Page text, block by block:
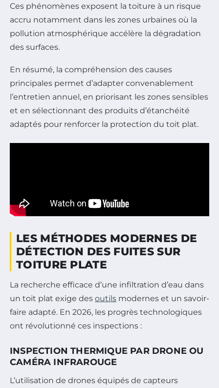
Ces phénomènes exposent la toiture à un risque
accru notamment dans les zones urbaines où la
pollution atmosphérique accélère la dégradation
des surfaces.
En résumé, la compréhension des causes
principales permet d’adapter convenablement
l’entretien annuel, en priorisant les zones sensibles
et en sélectionnant des produits d’étanchéité
adaptés pour renforcer la protection du toit plat.
LES MÉTHODES MODERNES DE
DÉTECTION DES FUITES SUR
TOITURE PLATE
La recherche efficace d’une infiltration d’eau dans
un toit plat exige des outils modernes et un savoir-
faire adapté. En 2026, les progrès technologiques
ont révolutionné ces inspections :
INSPECTION THERMIQUE PAR DRONE OU
CAMÉRA INFRAROUGE
L’utilisation de drones équipés de capteurs